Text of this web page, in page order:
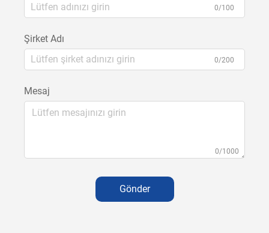
0/100
Şirket Adı
0/200
Mesaj
0/1000
Gönder